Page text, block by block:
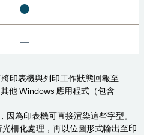
。
印表機與列印工作狀態回報至
他 Windows 應用程式（包含
為印表機可直接渲染這些字型。
柵化處理，再以位圖形式輸出至印